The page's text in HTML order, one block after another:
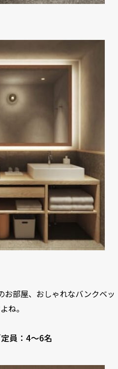
部屋、おしゃれなバンクベッ
ね。
員：4～6名